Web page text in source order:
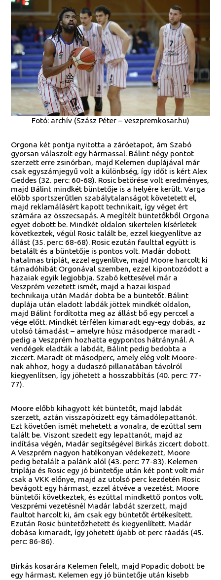
Fotó: archív (Szász Péter – veszpremkosar.hu)
Orgona két pontja nyitotta a záróetapot, ám Szabó
gyorsan válaszolt egy hármassal. Bálint négy pontot
szerzett erre zsinórban, majd Kelemen duplájával már
csak egyszámjegyű volt a különbség, így időt is kért Alex
Geddes (32. perc: 60-68). Rosic betörése volt eredményes,
majd Bálint mindkét büntetője is a helyére került. Varga
előbb sportszerűtlen szabálytalanságot követetett el,
majd reklamálásért kapott technikait, így véget ért
számára az összecsapás. A megítélt büntetőkből Orgona
egyet dobott be. Mindkét oldalon sikertelen kísérletek
következtek, végül Rosic talált be, ezzel kiegyenlítve az
állást (35. perc: 68-68). Rosic ezután faulttal együtt is
betalált és a büntetője is pontos volt. Madár dobott
hatalmas triplát, ezzel egyenlítve, majd Moore harcolt ki
támadóhibát Orgonával szemben, ezzel kipontozódott a
hazaiak egyik legjobbja. Szabó kettesével már a
Veszprém vezetett ismét, majd a hazai kispad
technikaija után Madár dobta be a büntetőt. Bálint
duplája után eladott labdák jöttek mindkét oldalon,
majd Bálint fordította meg az állást bő egy perccel a
vége előtt. Mindkét térfélen kimaradt egy-egy dobás, az
utolsó támadást – amelyre húsz másodperce maradt -
pedig a Veszprém hozhatta egypontos hátránynál. A
vendégek eladták a labdát, Bálint pedig bedobta a
ziccert. Maradt öt másodperc, amely elég volt Moore-
nak ahhoz, hogy a dudaszó pillanatában távolról
kiegyenlítsen, így jöhetett a hosszabbítás (40. perc: 77-
77).
Moore előbb kihagyott két büntetőt, majd labdát
szerzett, aztán visszapöcizett egy támadólepattanót.
Ezt követően ismét mehetett a vonalra, de ezúttal sem
talált be. Viszont szedett egy lepattanót, majd az
indítása végén, Madár segítségével Birkás ziccert dobott.
A Veszprém nagyon hatékonyan védekezett, Moore
pedig betalált a palánk alól (43. perc: 77-83). Kelemen
triplája és Rosic egy jó büntetője után két pont volt már
csak a VKK előnye, majd az utolsó perc kezdetén Rosic
bevágott egy hármast, ezzel átvéve a vezetést. Moore
büntetői következtek, és ezúttal mindkettő pontos volt.
Veszprémi vezetésnél Madár labdát szerzett, majd
faultot harcolt ki, ám csak egy büntetőt értékesített.
Ezután Rosic büntetőzhetett és kiegyenlített. Madár
dobása kimaradt, így jöhetett újabb öt perc ráadás (45.
perc: 86-86).
Birkás kosarára Kelemen felelt, majd Popadic dobott be
egy hármast. Kelemen egy jó büntetője után kisebb